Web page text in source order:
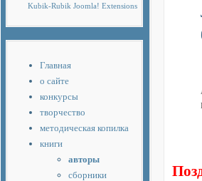
Kubik-Rubik Joomla! Extensions
Главная
о сайте
конкурсы
творчество
методическая копилка
книги
авторы
сборники